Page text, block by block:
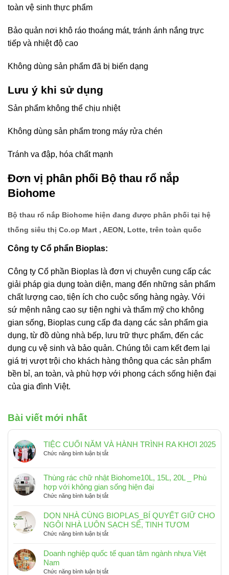
toàn vệ sinh thực phẩm
Bảo quản nơi khô ráo thoáng mát, tránh ánh nắng trực
tiếp và nhiệt độ cao
Không dùng sản phẩm đã bị biến dạng
Lưu ý khi sử dụng
Sản phẩm không thể chịu nhiệt
Không dùng sản phẩm trong máy rửa chén
Tránh va đập, hóa chất mạnh
Đơn vị phân phối Bộ thau rổ nắp
Biohome
Bộ thau rổ nắp Biohome hiện đang được phân phối tại hệ
thống siêu thị Co.op Mart , AEON, Lotte, trên toàn quốc
Công ty Cổ phẩn Bioplas:
Công ty Cổ phần Bioplas là đơn vị chuyên cung cấp các
giải pháp gia dụng toàn diện, mang đến những sản phẩm
chất lượng cao, tiện ích cho cuộc sống hàng ngày. Với
sứ mệnh nâng cao sự tiện nghi và thẩm mỹ cho không
gian sống, Bioplas cung cấp đa dạng các sản phẩm gia
dụng, từ đồ dùng nhà bếp, lưu trữ thực phẩm, đến các
dụng cụ vệ sinh và bảo quản. Chúng tôi cam kết đem lại
giá trị vượt trội cho khách hàng thông qua các sản phẩm
bền bỉ, an toàn, và phù hợp với phong cách sống hiện đại
của gia đình Việt.
Bài viết mới nhất
TIỆC CUỐI NĂM VÀ HÀNH TRÌNH RA KHƠI 2025
Chức năng bình luận bị tắtở
NĂM
VÀ
HÀNH
RA
KHƠI
Thùng rác chữ nhật Biohome10L, 15L, 20L _ Phù
hợp với không gian sống hiện đại
Chức năng bình luận bị tắtở
rác
chữ
nhật
20L
Phù
DỌN NHÀ CÙNG BIOPLAS_BÍ QUYẾT GIỮ CHO
NGÔI NHÀ LUÔN SẠCH SẼ, TINH TƯƠM
Chức năng bình luận bị tắtở
NHÀ
CÙNG
Doanh nghiệp quốc tế quan tâm ngành nhựa Việt
Nam
Chức năng bình luận bị tắtở